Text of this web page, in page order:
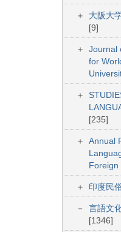
大阪大
[9]
Journal
for
[235]
Annual
Foreign
印度民
言語文
[1346]